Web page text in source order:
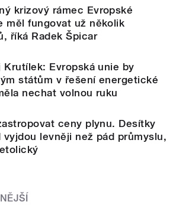
krizový rámec Evropské
měl fungovat už několik
říká Radek Špicar
Krutílek: Evropská unie by
státům v řešení energetické
nechat volnou ruku
ceny plynu. Desítky
vyjdou levněji než pád průmyslu,